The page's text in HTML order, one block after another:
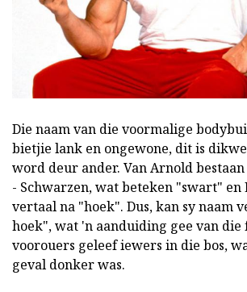
Die naam van die voormalige
bietjie lank en ongewone, dit is
word deur ander. Van Arnold
- Schwarzen, wat beteken "swart" en
vertaal na "hoek". Dus, kan sy naam
hoek", wat 'n aanduiding gee van
voorouers geleef iewers in die bos,
geval donker was.